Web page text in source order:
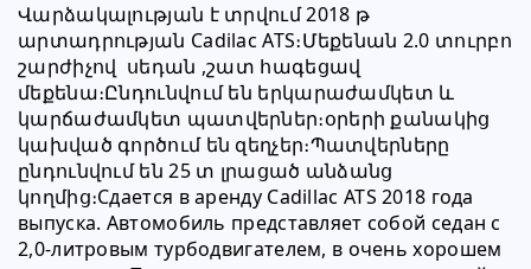
Վարձակալության է տրվում 2018 թ
արտադրության Cadilac ATS։Մեքենան 2.0 տուրբո
շարժիչով  սեդան ,շատ հագեցավ
մեքենա։Ընդունվում են երկարաժամկետ և
կարճաժամկետ պատվերներ։օրերի քանակից
կախված գործում են զեղչեր։Պատվերները
ընդունվում են 25 տ լրացած անձանց
կողմից։Сдается в аренду Cadillac ATS 2018 года
выпуска. Автомобиль представляет собой седан с
2,0-литровым турбодвигателем, в очень хорошем